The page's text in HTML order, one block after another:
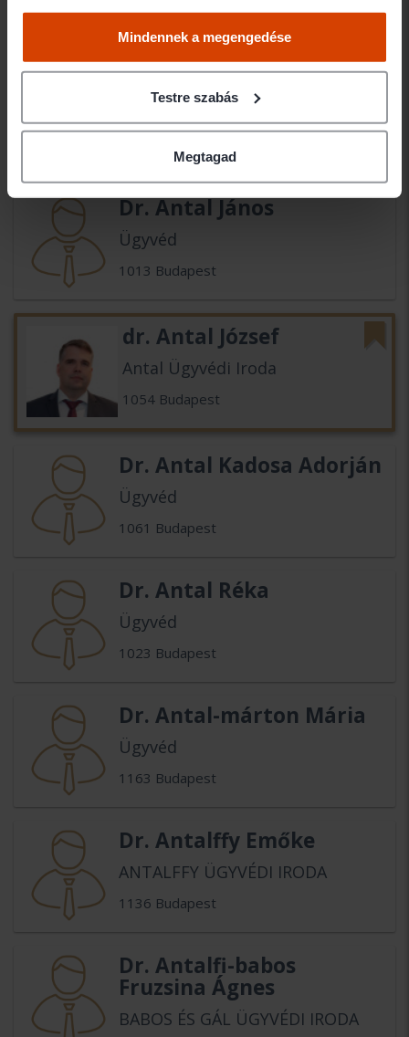
Mindennek a megengedése
Testre szabás
Megtagad
dr. Antal Anett
Dr. Antal János
Ügyvéd
1013 Budapest
dr. Antal József
Antal Ügyvédi Iroda
1054 Budapest
Dr. Antal Kadosa Adorján
Ügyvéd
1061 Budapest
Dr. Antal Réka
Ügyvéd
1023 Budapest
Dr. Antal-márton Mária
Ügyvéd
1163 Budapest
Dr. Antalffy Emőke
ANTALFFY ÜGYVÉDI IRODA
1136 Budapest
Dr. Antalfi-babos
Fruzsina Ágnes
BABOS ÉS GÁL ÜGYVÉDI IRODA